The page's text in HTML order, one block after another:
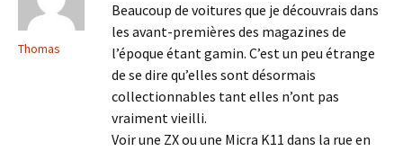
Thomas
Beaucoup de voitures que je découvrais dans
les avant-premières des magazines de
l’époque étant gamin. C’est un peu étrange
de se dire qu’elles sont désormais
collectionnables tant elles n’ont pas
vraiment vieilli.
Voir une ZX ou une Micra K11 dans la rue en